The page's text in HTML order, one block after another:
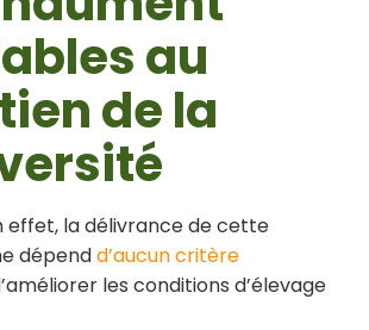
au
de la
effet, la délivrance de cette
dépendd’aucun critère
les conditions d’élevage